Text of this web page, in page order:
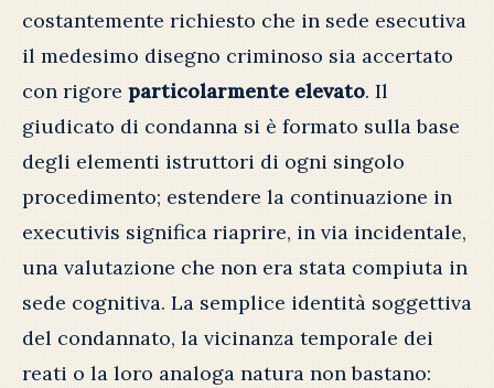
costantemente richiesto che in sede esecutiva
il medesimo disegno criminoso sia accertato
con rigore particolarmente elevato. Il
giudicato di condanna si è formato sulla base
degli elementi istruttori di ogni singolo
procedimento; estendere la continuazione in
executivis significa riaprire, in via incidentale,
una valutazione che non era stata compiuta in
sede cognitiva. La semplice identità soggettiva
del condannato, la vicinanza temporale dei
reati o la loro analoga natura non bastano: